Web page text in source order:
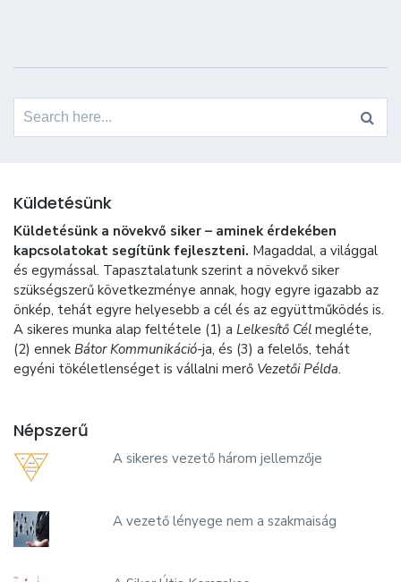
Search
Küldetésünk
Küldetésünk a növekvő siker – aminek érdekében
kapcsolatokat segítünk fejleszteni. Magaddal, a világgal
és egymással. Tapasztalatunk szerint a növekvő siker
szükségszerű következménye annak, hogy egyre igazabb az
önkép, tehát egyre helyesebb a cél és az együttműködés is.
A sikeres munka alap feltétele (1) a Lelkesítő Cél megléte,
(2) ennek Bátor Kommunikáció-ja, és (3) a felelős, tehát
egyéni tökéletlenséget is vállalni merő Vezetői Példa.
Népszerű
A sikeres vezető három jellemzője
A vezető lényege nem a szakmaiság